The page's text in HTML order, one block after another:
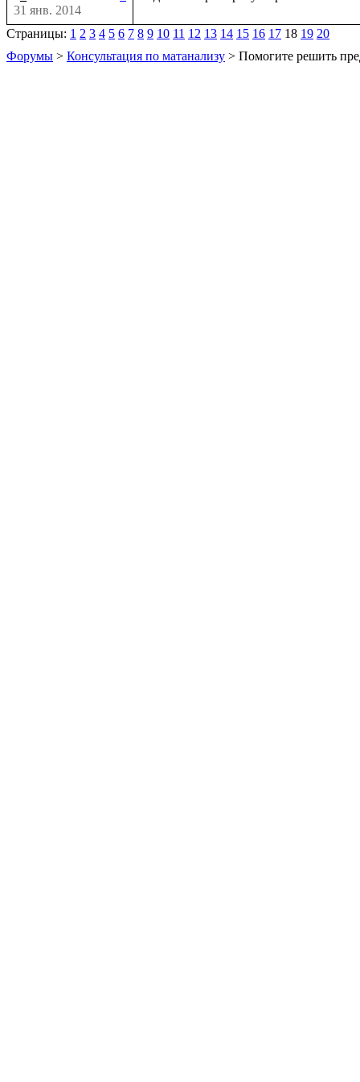
31 янв. 2014
Страницы: 1 2 3 4 5 6 7 8 9 10 11 12 13 14 15 16 17 18 19 20
Форумы > Консультация по матанализу > Помогите решить